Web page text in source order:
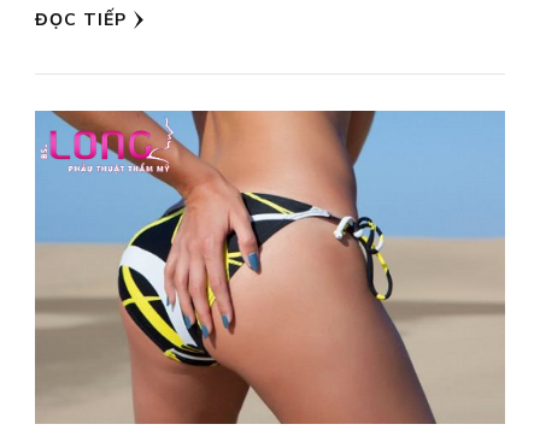
ĐỌC TIẾP